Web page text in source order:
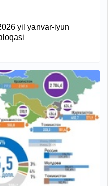
yil yanvar-iyun